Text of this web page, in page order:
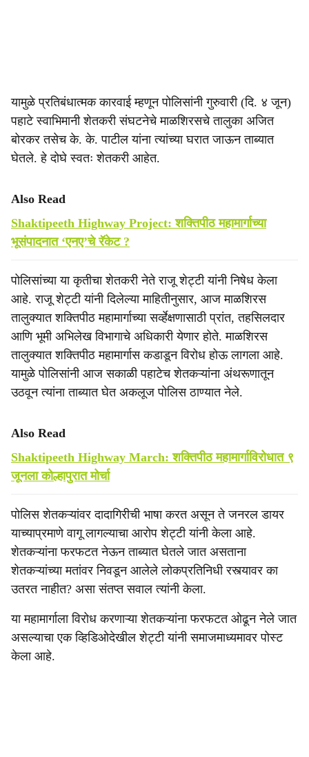
यामुळे प्रतिबंधात्मक कारवाई म्हणून पोलिसांनी गुरुवारी (दि. ४ जून)
पहाटे स्वाभिमानी शेतकरी संघटनेचे माळशिरसचे तालुका अजित
बोरकर तसेच के. के. पाटील यांना त्यांच्या घरात जाऊन ताब्यात
घेतले. हे दोघे स्वतः शेतकरी आहेत.
Also Read
Shaktipeeth Highway Project: शक्तिपीठ महामार्गाच्या
भूसंपादनात ‘एनए’चे रॅकेट ?
पोलिसांच्या या कृतीचा शेतकरी नेते राजू शेट्टी यांनी निषेध केला
आहे. राजू शेट्टी यांनी दिलेल्या माहितीनुसार, आज माळशिरस
तालुक्यात शक्तिपीठ महामार्गाच्या सर्व्हेक्षणासाठी प्रांत, तहसिलदार
आणि भूमी अभिलेख विभागाचे अधिकारी येणार होते. माळशिरस
तालुक्यात शक्तिपीठ महामार्गास कडाडून विरोध होऊ लागला आहे.
यामुळे पोलिसांनी आज सकाळी पहाटेच शेतकऱ्यांना अंथरूणातून
उठवून त्यांना ताब्यात घेत अकलूज पोलिस ठाण्यात नेले.
Also Read
Shaktipeeth Highway March: शक्तिपीठ महामार्गाविरोधात ९
जूनला कोल्हापुरात मोर्चा
पोलिस शेतकऱ्यांवर दादागिरीची भाषा करत असून ते जनरल डायर
याच्याप्रमाणे वागू लागल्याचा आरोप शेट्टी यांनी केला आहे.
शेतकऱ्यांना फरफटत नेऊन ताब्यात घेतले जात असताना
शेतकऱ्यांच्या मतांवर निवडून आलेले लोकप्रतिनिधी रस्त्यावर का
उतरत नाहीत? असा संतप्त सवाल त्यांनी केला.
या महामार्गाला विरोध करणाऱ्या शेतकऱ्यांना फरफटत ओढून नेले जात
असल्याचा एक व्हिडिओदेखील शेट्टी यांनी समाजमाध्यमावर पोस्ट
केला आहे.